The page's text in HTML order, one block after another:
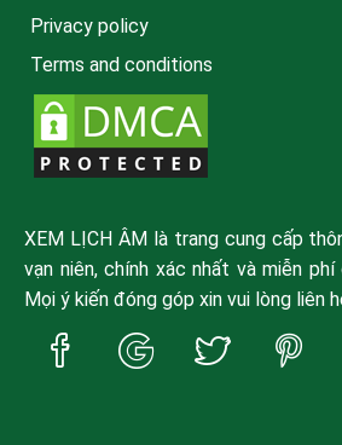
Privacy policy
Terms and conditions
XEM LỊCH ÂM là trang cung cấp
vạn niên, chính xác nhất và miễn
Mọi ý kiến đóng góp xin vui lòng liên
Trang
Facebook
Trang
Google
Trang
Twitter
Trang
Pinterest